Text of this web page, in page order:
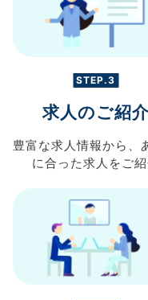
STEP.3
求人のご紹介
豊富な求人情報から、
に合った求人を ご